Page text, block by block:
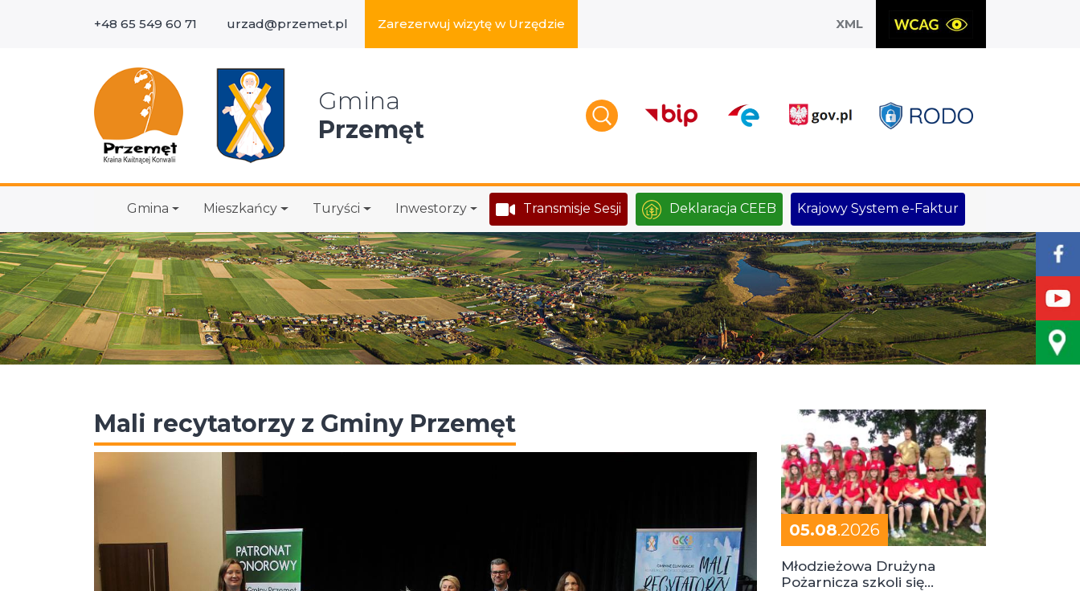
+48 65 549 60 71 urzad@przemet.pl Zarezerwuj wizytę w Urzędzie XML
Gmina
Przemęt
Gmina Mieszkańcy Turyści Inwestorzy Transmisje Sesji Deklaracja CEEB Krajowy System e-Faktur
Mali recytatorzy z Gminy Przemęt
05.08.2026
Młodzieżowa Drużyna
Pożarnicza szkoli się
Wyszukaj w serwisie